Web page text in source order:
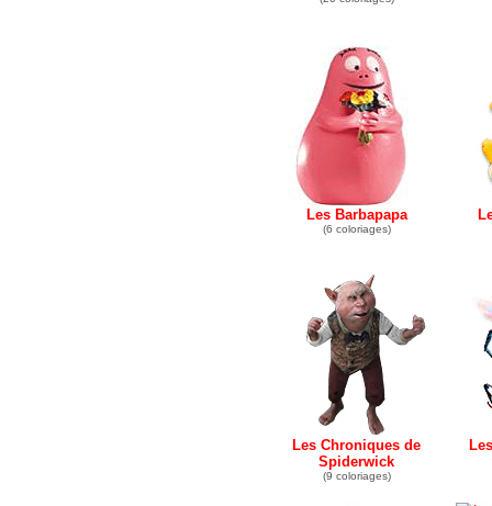
Les Barbapapa
(6 coloriages)
Les Chroniques de
Spiderwick
(9 coloriages)